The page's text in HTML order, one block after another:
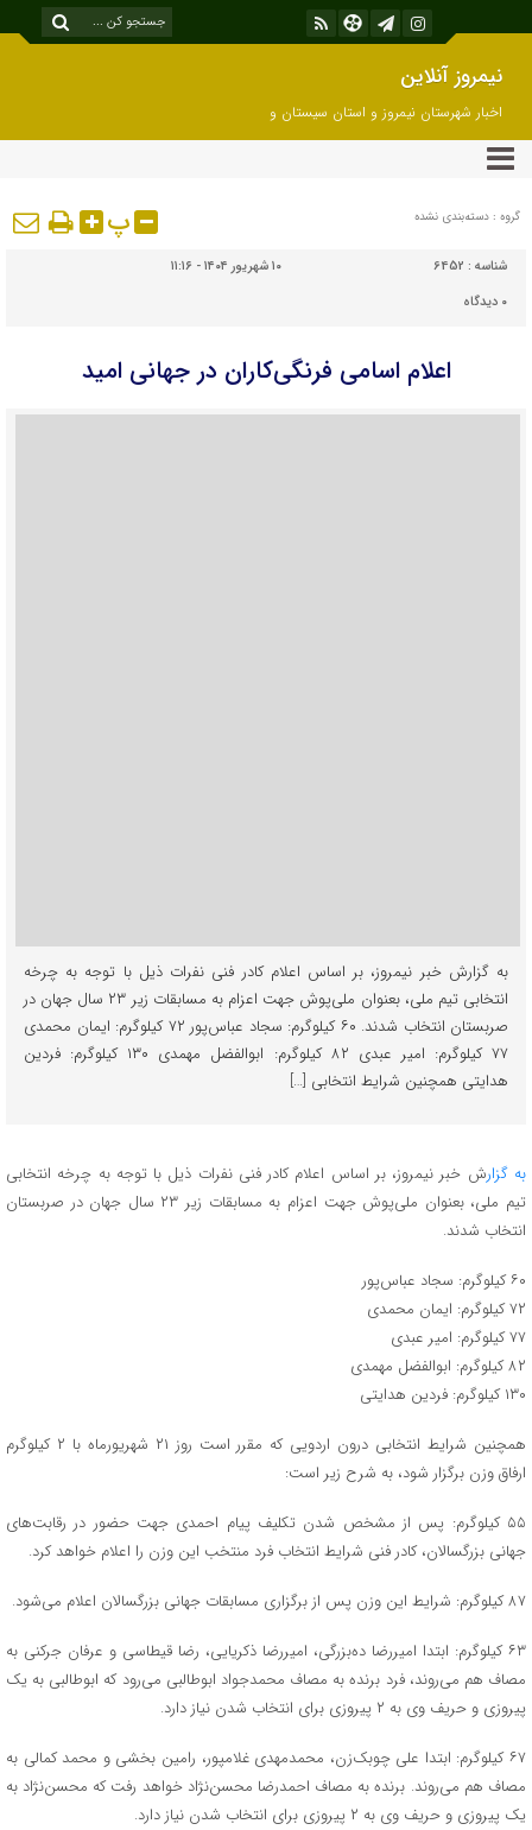
نیمروز آنلاین
اخبار شهرستان نیمروز و استان سیستان و
بلوچستان
گروه : دسته‌بندی نشده پ
شناسه : 6452
۱۰ شهریور ۱۴۰۴ - ۱۱:۱۶
۰ دیدگاه
اعلام اسامی فرنگی‌کاران در جهانی امید
به گزارش خبر نیمروز، بر اساس اعلام کادر فنی نفرات ذیل با توجه به چرخه
انتخابی تیم ملی، بعنوان ملی‌پوش جهت اعزام به مسابقات زیر ۲۳ سال جهان در
صربستان انتخاب شدند. ۶۰ کیلوگرم: سجاد عباس‌پور ۷۲ کیلوگرم: ایمان محمدی
۷۷ کیلوگرم: امیر عبدی ۸۲ کیلوگرم: ابوالفضل مهمدی ۱۳۰ کیلوگرم: فردین
هدایتی همچنین شرایط انتخابی […]
به گزارش خبر نیمروز، بر اساس اعلام کادر فنی نفرات ذیل با توجه به چرخه انتخابی
تیم ملی، بعنوان ملی‌پوش جهت اعزام به مسابقات زیر ۲۳ سال جهان در صربستان
انتخاب شدند.
۶۰ کیلوگرم: سجاد عباس‌پور
۷۲ کیلوگرم: ایمان محمدی
۷۷ کیلوگرم: امیر عبدی
۸۲ کیلوگرم: ابوالفضل مهمدی
۱۳۰ کیلوگرم: فردین هدایتی
همچنین شرایط انتخابی درون اردویی که مقرر است روز ۲۱ شهریورماه با ۲ کیلوگرم
ارفاق وزن برگزار شود، به شرح زیر است:
۵۵ کیلوگرم: پس از مشخص شدن تکلیف پیام احمدی جهت حضور در رقابت‌های
جهانی بزرگسالان، کادر فنی شرایط انتخاب فرد منتخب این وزن را اعلام خواهد کرد.
۸۷ کیلوگرم: شرایط این وزن پس از برگزاری مسابقات جهانی بزرگسالان اعلام می‌شود.
۶۳ کیلوگرم: ابتدا امیررضا ده‌بزرگی، امیررضا ذکریایی، رضا قیطاسی و عرفان جرکنی به
مصاف هم می‌روند، فرد برنده به مصاف محمدجواد ابوطالبی می‌رود که ابوطالبی به یک
پیروزی و حریف وی به ۲ پیروزی برای انتخاب شدن نیاز دارد.
۶۷ کیلوگرم: ابتدا علی چوبک‌زن، محمدمهدی غلامپور، رامین بخشی و محمد کمالی به
مصاف هم می‌روند. برنده به مصاف احمدرضا محسن‌نژاد خواهد رفت که محسن‌نژاد به
یک پیروزی و حریف وی به ۲ پیروزی برای انتخاب شدن نیاز دارد.